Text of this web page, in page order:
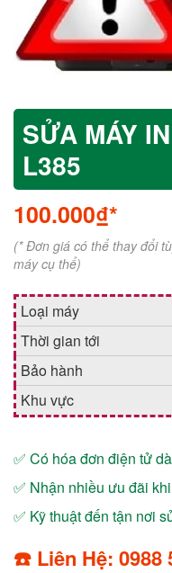
SỬA MÁY
L385
100.000₫*
(* Đơn giá có thể thay đổi
máy cụ thể)
Loại máy
Thời gian tới
Bảo hành
Khu vực
✅ Có hóa đơn điện tử
✅ Nhận nhiều ưu đãi
✅ Kỹ thuật đến tận nơi
☎️ Liên Hệ: 0988